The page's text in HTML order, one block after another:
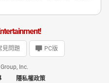
見問題 PC版
Inc.
隱私權政策